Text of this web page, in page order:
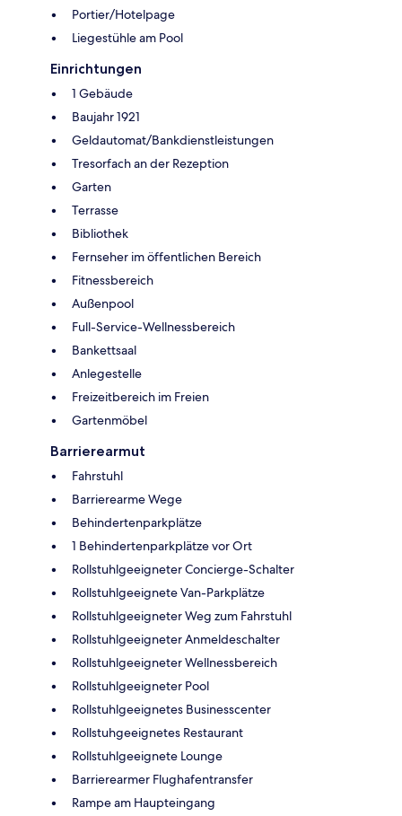
Portier/Hotelpage
Liegestühle am Pool
Einrichtungen
1 Gebäude
Baujahr 1921
Geldautomat/Bankdienstleistungen
Tresorfach an der Rezeption
Garten
Terrasse
Bibliothek
Fernseher im öffentlichen Bereich
Fitnessbereich
Außenpool
Full-Service-Wellnessbereich
Bankettsaal
Anlegestelle
Freizeitbereich im Freien
Gartenmöbel
Barrierearmut
Fahrstuhl
Barrierearme Wege
Behindertenparkplätze
1 Behindertenparkplätze vor Ort
Rollstuhlgeeigneter Concierge-Schalter
Rollstuhlgeeignete Van-Parkplätze
Rollstuhlgeeigneter Weg zum Fahrstuhl
Rollstuhlgeeigneter Anmeldeschalter
Rollstuhlgeeigneter Wellnessbereich
Rollstuhlgeeigneter Pool
Rollstuhlgeeignetes Businesscenter
Rollstuhgeeignetes Restaurant
Rollstuhlgeeignete Lounge
Barrierearmer Flughafentransfer
Rampe am Haupteingang